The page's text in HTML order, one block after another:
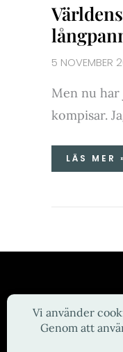
5 NOVEMBER
Men nu
kompisar.
LÄS MER